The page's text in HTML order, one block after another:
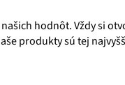
hodnôt. Vždy si
produkty sú tej